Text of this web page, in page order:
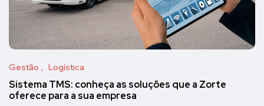
Gestão Logística
Sistema TMS: conheça as soluções que a Zorte
oferece para a sua empresa